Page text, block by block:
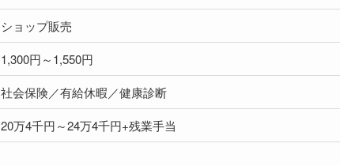
ショップ販売
1,300円～1,550円
社会保険／有給休暇／健康診断
20万4千円～24万4千円+残業手当